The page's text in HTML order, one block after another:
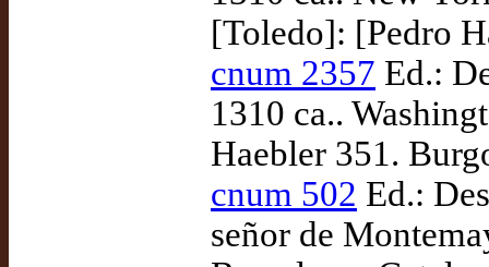
[Toledo]: [Pedro
cnum 2357 Ed.:
1310 ca..
Haebler 351.
cnum 502 Ed.:
señor de